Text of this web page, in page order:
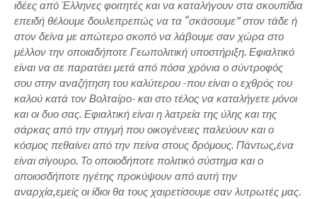
ιδέες από Έλληνες φοιτητές και να καταλήγουν στα σκουπίδια
επειδή θέλουμε δουλεπρεπώς να τα “σκάσουμε” στον τάδε ή
στον δείνα με απώτερο σκοπό να λάβουμε σαν χώρα στο
μέλλον την οποιαδήποτε Γεωπολιτική υποστήριξη. Εφιαλτικό
είναι να σε παρατάει μετά από πόσα χρόνια ο σύντροφός
σου στην αναζήτηση του καλύτερου -που είναι ο εχθρός του
καλού κατά τον Βολταίρο- και στο τέλος να καταλήγετε μόνοι
και οι δυο σας. Εφιαλτική είναι η λατρεία της ύλης και της
σάρκας από την στιγμή που οικογένειες παλεύουν και ο
κόσμος πεθαίνει από την πείνα στους δρόμους. Πάντως,ένα
είναι σίγουρο. Το οποιοδήποτε πολιτικό σύστημα και ο
οποιοσδήποτε ηγέτης προκύψουν από αυτή την
αναρχία,εμείς οι ίδιοι θα τους χαιρετίσουμε σαν λυτρωτές μας.